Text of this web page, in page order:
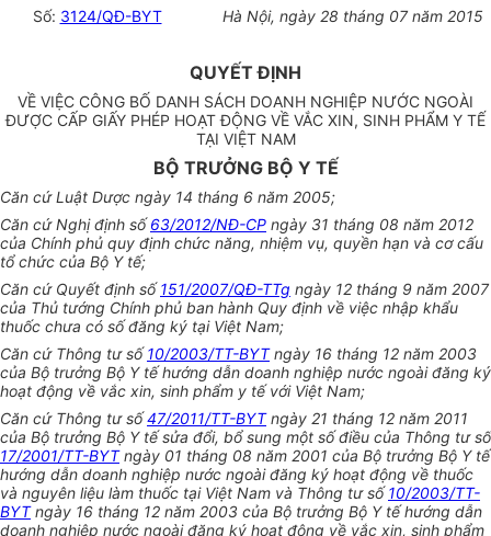
Số: 3124/QĐ-BYT Hà Nội, ngày 28 tháng 07 năm 2015
QUYẾT ĐỊNH
VỀ VIỆC CÔNG BỐ DANH SÁCH DOANH NGHIỆP NƯỚC NGOÀI
ĐƯỢC CẤP GIẤY PHÉP HOẠT ĐỘNG VỀ VẮC XIN, SINH PHẨM Y TẾ
TẠI VIỆT NAM
BỘ TRƯỞNG BỘ Y TẾ
Căn cứ Luật Dược ngày 14 tháng 6 năm 2005;
Căn cứ Nghị định số63/2012/NĐ-CP ngày 31 tháng 08 năm 2012
của Chính phủ quy định chức năng, nhiệm vụ, quyền hạn và cơ cấu
tổ chức của Bộ Y tế;
Căn cứ Quyết định số151/2007/QĐ-TTg ngày 12 tháng 9 năm 2007
của Thủ tướng Chính phủ ban hành Quy định về việc nhập khẩu
thuốc chưa có số đăng ký tại Việt Nam;
Căn cứ Thông tư số10/2003/TT-BYTngày 16 tháng 12 năm 2003
của Bộ trưởng Bộ Y tế hướng dẫn doanh nghiệp nước ngoài đăng ký
hoạt động về vắc xin, sinh phẩm y tế với Việt Nam;
Căn cứ Thông tư số47/2011/TT-BYTngày 21 tháng 12 năm 2011
của Bộ trưởng Bộ Y tế sửa đổi, bổ sung một số điều của Thông tư số
17/2001/TT-BYTngày 01 tháng 08 năm 2001 của Bộ trưởng Bộ Y tế
hướng dẫn doanh nghiệp nước ngoài đăng ký hoạt động về thuốc
và nguyên liệu làm thuốc tại Việt Nam và Thông tư số10/2003/TT-
BYTngày 16 tháng 12 năm 2003 của Bộ trưởng Bộ Y tế hướng dẫn
doanh nghiệp nước ngoài đăng ký hoạt động về vắc xin, sinh phẩm